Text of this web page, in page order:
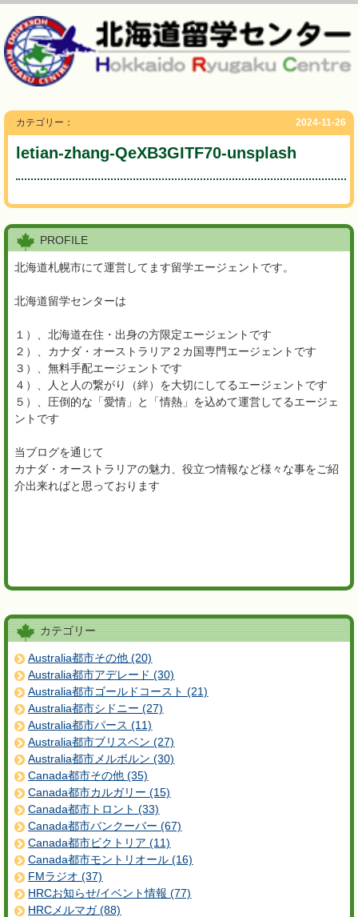
カテゴリー： 2024-11-26
letian-zhang-QeXB3GITF70-unsplash
PROFILE
北海道札幌市にて運営してます留学エージェントです。
北海道留学センターは
１）、北海道在住・出身の方限定エージェントです
２）、カナダ・オーストラリア２カ国専門エージェントです
３）、無料手配エージェントです
４）、人と人の繋がり（絆）を大切にしてるエージェントです
５）、圧倒的な「愛情」と「情熱」を込めて運営してるエージェ
ントです
当ブログを通じて
カナダ・オーストラリアの魅力、役立つ情報など様々な事をご紹
介出来ればと思っております
カテゴリー
Australia都市その他 (20)
Australia都市アデレード (30)
Australia都市ゴールドコースト (21)
Australia都市シドニー (27)
Australia都市パース (11)
Australia都市ブリスベン (27)
Australia都市メルボルン (30)
Canada都市その他 (35)
Canada都市カルガリー (15)
Canada都市トロント (33)
Canada都市バンクーバー (67)
Canada都市ビクトリア (11)
Canada都市モントリオール (16)
FMラジオ (37)
HRCお知らせ/イベント情報 (77)
HRCメルマガ (88)